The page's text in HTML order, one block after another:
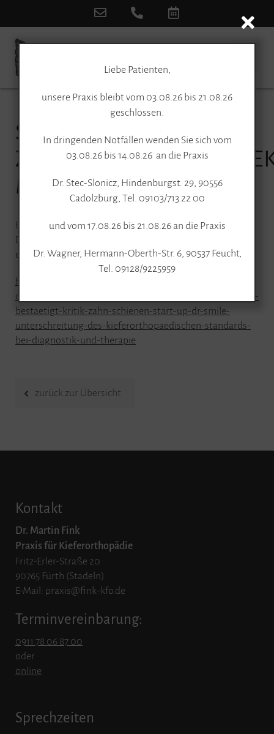
SIE DENKEN ÜBER EINE
MIT ALIGNERN NACH?
Ein wissenswerter Beitrag des Berufsverbandes der
Deutschen Kieferorthopäden für PatientInnen, die über
eine Zahnstellungskorrektur mit Alignern nachdenken:
https://www.bdk-
online.org/wissenswertes/meldungen/395-lg-duesseldorf-
bestaetigt-kritik-zahn-schienen-start-up-dr-smile-
unterschreitung-des-kieferorthopaedischen-standards-
bei-diagnostik-und-therapie
zurück zur Übersicht
Kontakt
Dr. Martin Fink
Praxis für Kieferorthopädie
Fritz-Erler-Straße 20
90765 Fürth (Stadeln)
E-Mail: praxis@fink-kfo.de
Terminvereinbarung:
0911 78 06 87 00
oder
online
Sprechzeiten
Liebe Patienten,
unsere Praxis bleibt vom 03.08.26 bis 21.08.26
geschlossen.
In dringenden Notfällen wenden Sie sich vom
03.08.26 bis 14.08.26 an die Praxis
Dr. Stec-Slonicz, Hindenburgst. 29, 90556
Cadolzburg, Tel. 09103/713 22 00
und vom 17.08.26 bis 21.08.26 an die Praxis
Dr. Wagner, Hermann-Oberth-Str. 6, 90537 Feucht,
Tel. 09128/9225959